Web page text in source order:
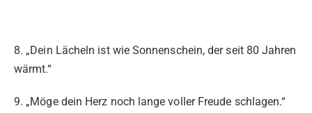
8. „Dein Lächeln ist wie Sonnenschein, der seit 80 Jahren
wärmt.“
9. „Möge dein Herz noch lange voller Freude schlagen.“